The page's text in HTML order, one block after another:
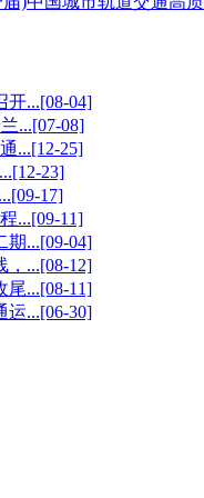
开...[08-04]
...[07-08]
...[12-25]
[12-23]
[09-17]
...[09-11]
期...[09-04]
，...[08-12]
尾...[08-11]
运...[06-30]